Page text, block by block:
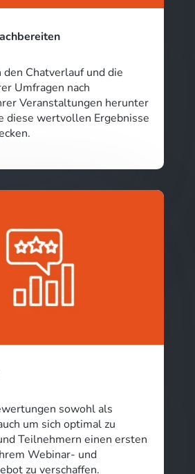
den Chatverlauf und die
Umfragen nach
Veranstaltungen herunter
diese wertvollen Ergebnisse
sowohl als
um sich optimal zu
Teilnehmern einen ersten
Webinar- und
zu verschaffen.